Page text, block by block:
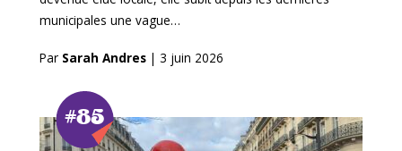
municipales une vague…
Par Sarah Andres | 3 juin 2026
#85